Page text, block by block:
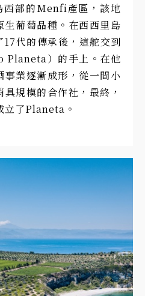
部的Menfi產區，該地
生葡萄品種。在西西里島
代的傳承後，這舵交到
Planeta）的手上。在他
業逐漸成形，從一間小
規模的合作社，最終，
立了Planeta。